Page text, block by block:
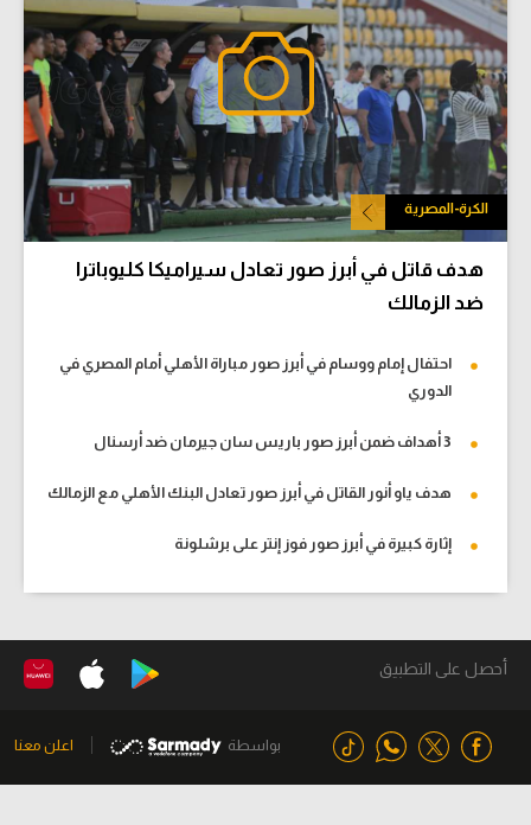
الكرة-المصرية
هدف قاتل في أبرز صور تعادل سيراميكا كليوباترا
ضد الزمالك
احتفال إمام ووسام في أبرز صور مباراة الأهلي أمام المصري في
الدوري
3 أهداف ضمن أبرز صور باريس سان جيرمان ضد أرسنال
هدف ياو أنور القاتل في أبرز صور تعادل البنك الأهلي مع الزمالك
إثارة كبيرة في أبرز صور فوز إنتر على برشلونة
أحصل على التطبيق
بواسطة اعلن معنا